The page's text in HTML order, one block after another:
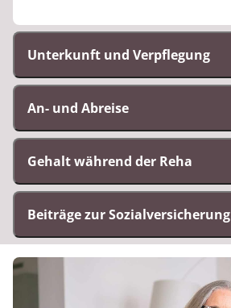
Unterkunft und Verpflegung
An- und Abreise
Gehalt während der Reha
Beiträge zur Sozialversicherung